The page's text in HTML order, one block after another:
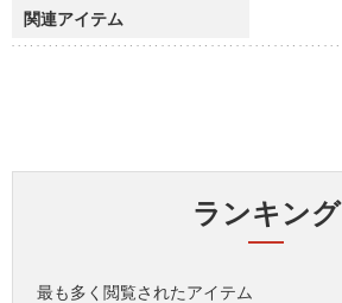
関連アイテム
ランキング
最も多く閲覧されたアイテム